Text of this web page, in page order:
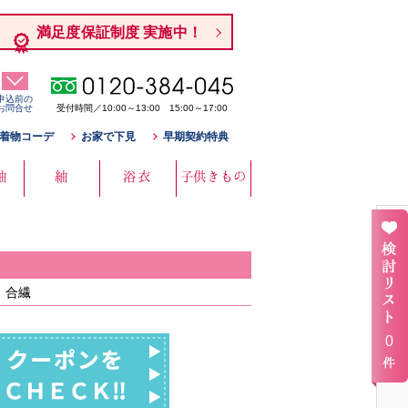
満足度保証制度 実施中！
込前の
問合せ
受付時間／10:00～13:00 15:00～17:00
物コーデ お家で下見 早期契約特典
紬 浴衣 子供きもの
繊
0